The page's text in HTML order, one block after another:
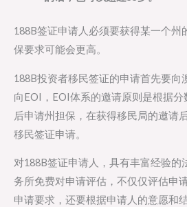
188B签证申请人必须要获得某一个州
保要求可能会更高。
188B投资者移民签证的申请首先要向
向EOI，EOI体系的邀请原则是根据
后申请州担保，在获得移民局的邀请
移民签证申请。
对188B签证申请人，具有丰富经验的
务所免费对申请评估，不仅仅评估申
申请要求，还要根据申请人的意愿和